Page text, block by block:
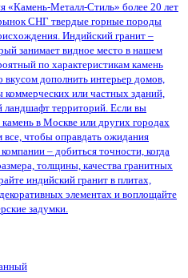
«Камень-Металл-Стиль» более 20 лет
СНГ твердые горные породы
Индийский гранит –
занимает видное место в нашем
по характеристикам камень
вкусом дополнить интерьер домов,
коммерческих или частных зданий,
ландшафт территорий. Если вы
в Москве или других городах
чтобы оправдать ожидания
– добиться точности, когда
толщины, качества гранитных
индийский гранит в плитах,
элементах и воплощайте
задумки.